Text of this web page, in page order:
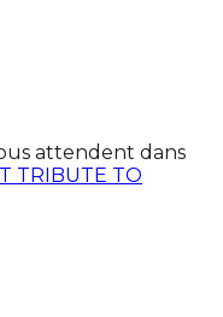
attendent dans
TRIBUTE TO